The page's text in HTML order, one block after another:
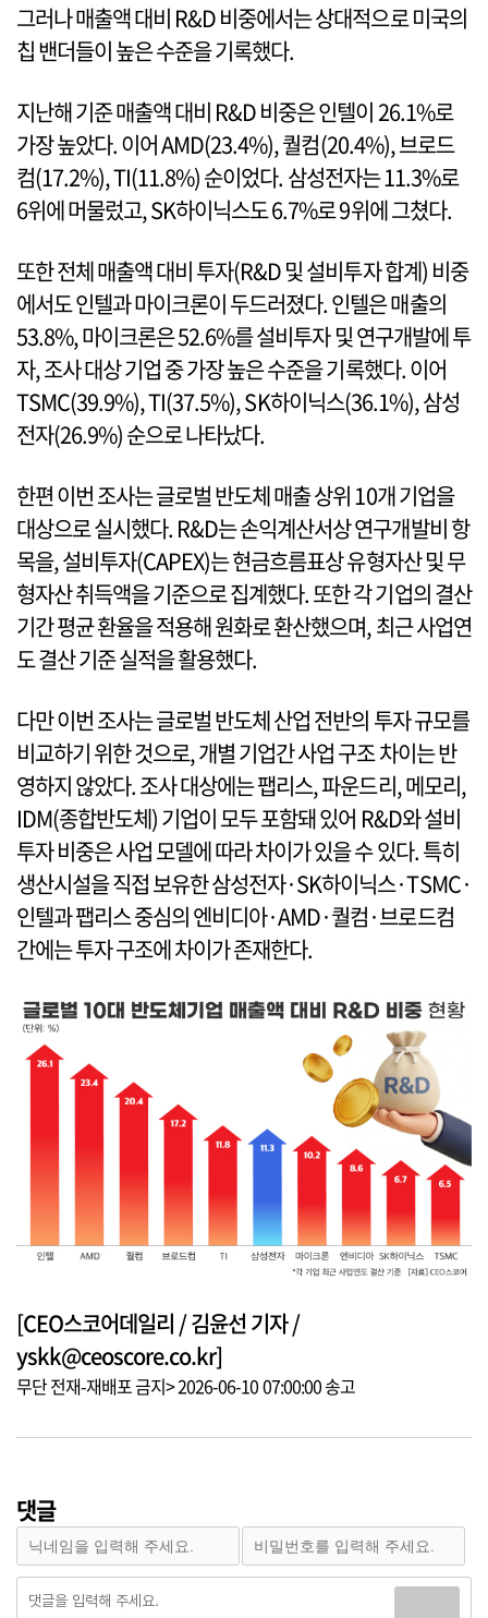
그러나 매출액 대비 R&D 비중에서는 상대적으로 미국의
칩 밴더들이 높은 수준을 기록했다.
지난해 기준 매출액 대비 R&D 비중은 인텔이 26.1%로
가장 높았다. 이어 AMD(23.4%), 퀄컴(20.4%), 브로드
컴(17.2%), TI(11.8%) 순이었다. 삼성전자는 11.3%로
6위에 머물렀고, SK하이닉스도 6.7%로 9위에 그쳤다.
또한 전체 매출액 대비 투자(R&D 및 설비투자 합계) 비중
에서도 인텔과 마이크론이 두드러졌다. 인텔은 매출의
53.8%, 마이크론은 52.6%를 설비투자 및 연구개발에 투
자, 조사 대상 기업 중 가장 높은 수준을 기록했다. 이어
TSMC(39.9%), TI(37.5%), SK하이닉스(36.1%), 삼성
전자(26.9%) 순으로 나타났다.
한편 이번 조사는 글로벌 반도체 매출 상위 10개 기업을
대상으로 실시했다. R&D는 손익계산서상 연구개발비 항
목을, 설비투자(CAPEX)는 현금흐름표상 유형자산 및 무
형자산 취득액을 기준으로 집계했다. 또한 각 기업의 결산
기간 평균 환율을 적용해 원화로 환산했으며, 최근 사업연
도 결산 기준 실적을 활용했다.
다만 이번 조사는 글로벌 반도체 산업 전반의 투자 규모를
비교하기 위한 것으로, 개별 기업간 사업 구조 차이는 반
영하지 않았다. 조사 대상에는 팹리스, 파운드리, 메모리,
IDM(종합반도체) 기업이 모두 포함돼 있어 R&D와 설비
투자 비중은 사업 모델에 따라 차이가 있을 수 있다. 특히
생산시설을 직접 보유한 삼성전자·SK하이닉스·TSMC·
인텔과 팹리스 중심의 엔비디아·AMD·퀄컴·브로드컴
간에는 투자 구조에 차이가 존재한다.
[CEO스코어데일리 / 김윤선 기자 /
yskk@ceoscore.co.kr]
무단 전재-재배포 금지> 2026-06-10 07:00:00 송고
댓글